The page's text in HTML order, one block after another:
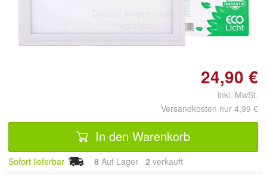
24,90 €
inkl. MwSt.
Versandkosten nur 4,99 €
In den Warenkorb
Sofort lieferbar 8 Auf Lager 2 verkauft